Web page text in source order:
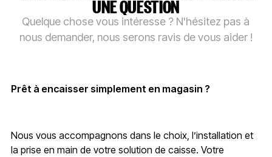
UNE QUESTION
Quelque chose vous intéresse ? N'hésitez pas à
nous demander, nous serons ravis de vous aider !
Prêt à encaisser simplement en magasin ?
Nous vous accompagnons dans le choix, l’installation et
la prise en main de votre solution de caisse. Votre